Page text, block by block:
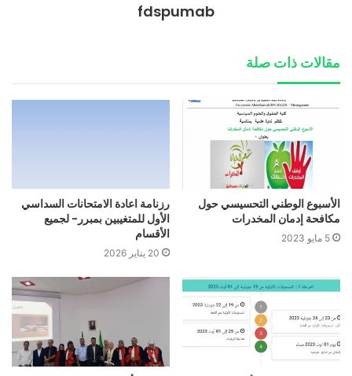
fdspumab
مقالات ذات صلة
الأسبوع الوطني التحسيسي حول
مكافحة إدمان المخدرات
5 مايو 2023
رزنامة اعادة الامتحانات السداسي
الأول للمتغيبين بمبرر- لجميع
الأقسام
20 يناير 2026